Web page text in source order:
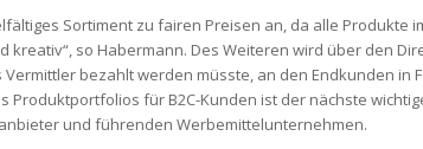
Sortiment zu fairen Preisen an, da alle Produkte
kreativ“, so Habermann. Des Weiteren wird über den
bezahlt werden müsste, an den Endkunden in
Produktportfolios für B2C-Kunden ist der nächste
und führenden Werbemittelunternehmen.